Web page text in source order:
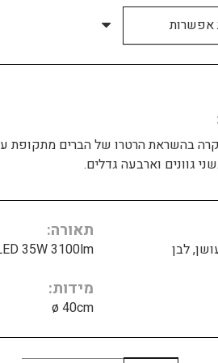
בהשראת הרטרו של הברים מתקופת
גוונים וארבעה גדלים.
לבן
תאורה
35W 3100lm
מידות
ø 40cm